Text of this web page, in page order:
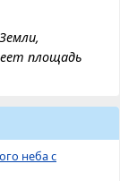
площадь
неба с